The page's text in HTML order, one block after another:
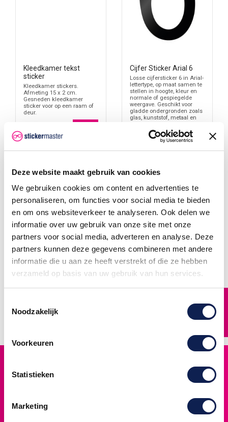
Deze website maakt gebruik van cookies
We gebruiken cookies om content en advertenties te
personaliseren, om functies voor social media te bieden
en om ons websiteverkeer te analyseren. Ook delen we
informatie over uw gebruik van onze site met onze
partners voor social media, adverteren en analyse. Deze
partners kunnen deze gegevens combineren met andere
informatie die u aan ze heeft verstrekt of die ze hebben
verzameld op basis van uw gebruik van hun services.
Noodzakelijk
Voorkeuren
Statistieken
Marketing
Kleedkamer tekst
sticker
Kleedkamer stickers.
Afmeting 15 x 2 cm.
Gesneden kleedkamer
sticker voor op een raam of
deur.
Cijfer Sticker Arial 6
Losse cijfersticker 6 in Arial-
lettertype, op maat samen te
stellen in hoogte, kleur en
normale of gespiegelde
weergave. Geschikt voor
gladde ondergronden zoals
glas, kunststof, metaal en
Handig voor huisnummers,
interne nummering,
kastnummers,
schapnummers en
blijven.
Vanaf€ 0,50
Home
Cijfers en Plakletters
Decoratie
Reclame en Sign